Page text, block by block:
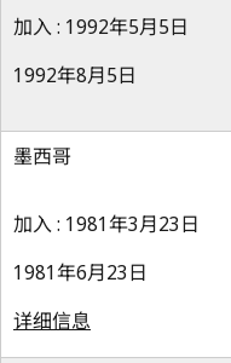
加入 : 1992年5月5日
1992年8月5日
墨西哥
加入 : 1981年3月23日
1981年6月23日
详细信息